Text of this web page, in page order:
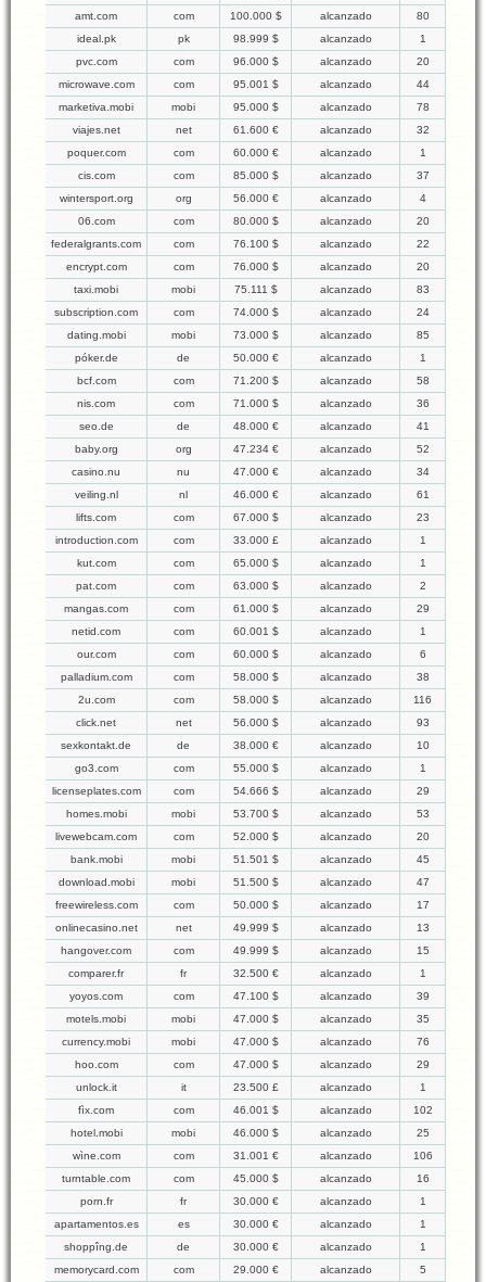
amt.com
com 100.000 $ alcanzado
80
ideal.pk
pk 98.999 $ alcanzado
1
pvc.com
com 96.000 $ alcanzado
20
microwave.com
com 95.001 $ alcanzado
44
marketiva.mobi
mobi 95.000 $ alcanzado
78
viajes.net
net 61.600 € alcanzado
32
poquer.com
com 60.000 € alcanzado
1
cis.com
com 85.000 $ alcanzado
37
wintersport.org
org 56.000 € alcanzado
4
06.com
com 80.000 $ alcanzado
20
federalgrants.com
com 76.100 $ alcanzado
22
encrypt.com
com 76.000 $ alcanzado
20
taxi.mobi
mobi 75.111 $ alcanzado
83
subscription.com
com 74.000 $ alcanzado
24
dating.mobi
mobi 73.000 $ alcanzado
85
póker.de
de 50.000 € alcanzado
1
bcf.com
com 71.200 $ alcanzado
58
nis.com
com 71.000 $ alcanzado
36
seo.de
de 48.000 € alcanzado
41
baby.org
org 47.234 € alcanzado
52
casino.nu
nu 47.000 € alcanzado
34
veiling.nl
nl 46.000 € alcanzado
61
lifts.com
com 67.000 $ alcanzado
23
introduction.com
com 33.000 £ alcanzado
1
kut.com
com 65.000 $ alcanzado
1
pat.com
com 63.000 $ alcanzado
2
mangas.com
com 61.000 $ alcanzado
29
netid.com
com 60.001 $ alcanzado
1
our.com
com 60.000 $ alcanzado
6
palladium.com
com 58.000 $ alcanzado
38
2u.com
com 58.000 $ alcanzado
116
click.net
net 56.000 $ alcanzado
93
sexkontakt.de
de 38.000 € alcanzado
10
go3.com
com 55.000 $ alcanzado
1
licenseplates.com
com 54.666 $ alcanzado
29
homes.mobi
mobi 53.700 $ alcanzado
53
livewebcam.com
com 52.000 $ alcanzado
20
bank.mobi
mobi 51.501 $ alcanzado
45
download.mobi
mobi 51.500 $ alcanzado
47
freewireless.com
com 50.000 $ alcanzado
17
onlinecasino.net
net 49.999 $ alcanzado
13
hangover.com
com 49.999 $ alcanzado
15
comparer.fr
fr 32.500 € alcanzado
1
yoyos.com
com 47.100 $ alcanzado
39
motels.mobi
mobi 47.000 $ alcanzado
35
currency.mobi
mobi 47.000 $ alcanzado
76
hoo.com
com 47.000 $ alcanzado
29
unlock.it
it 23.500 £ alcanzado
1
fìx.com
com 46.001 $ alcanzado
102
hotel.mobi
mobi 46.000 $ alcanzado
25
wìne.com
com 31.001 € alcanzado
106
turntable.com
com 45.000 $ alcanzado
16
porn.fr
fr 30.000 € alcanzado
1
apartamentos.es
es 30.000 € alcanzado
1
shoppîng.de
de 30.000 € alcanzado
1
memorycard.com
com 29.000 € alcanzado
5